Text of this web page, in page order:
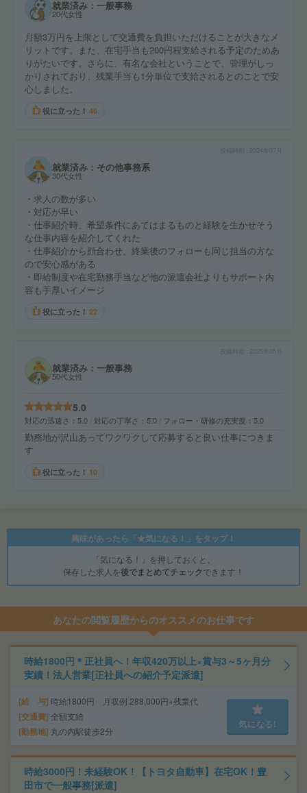
就業済み：一般事務
20代女性
月額3万円を上限として交通費を負担いただけることが大きなメ
リットです。また、在宅手当も200円程支給される予定のためあ
りがたいです。さらに、有名な会社ということで、管理がしっ
かりされており、残業手当も1分単位で支給されるとのことで安
心しました。
役に立った！ 46
2024年07月
就業済み：その他事務系
30代女性
・求人の数が多い
・対応が早い
・仕事紹介時、希望条件にあてはまるものと経験を生かせそう
な仕事内容を紹介してくれた
・仕事紹介から顔合わせ、終業後のフォローも同じ担当の方な
ので安心感がある
・即給制度や在宅勤務手当など他の派遣会社よりもサポート内
容も手厚いイメージ
役に立った！ 22
2025年05月
就業済み：一般事務
50代女性
5.0
対応の迅速さ 5.0 対応の丁寧さ 5.0 フォロー・研修の充実度 5.0
勤務地が沢山あってワクワクして応募すると良い仕事につきま
す
役に立った！ 10
興味があったら「★気になる！」をタップ！
「気になる！」を押しておくと、
保存した求人を後でまとめてチェックできます！
あなたの閲覧履歴からのオススメのお仕事です
時給1800円＊正社員へ！年収420万以上×賞与3～5ヶ月分
実績！法人営業[正社員への紹介予定派遣]
給 与 時給1800円 月収例 288,000円+残業代
交通費 全額支給
勤務地 丸の内駅徒歩2分
気になる!
時給3000円！未経験OK！【トヨタ自動車】在宅OK！豊
田市で一般事務[派遣]